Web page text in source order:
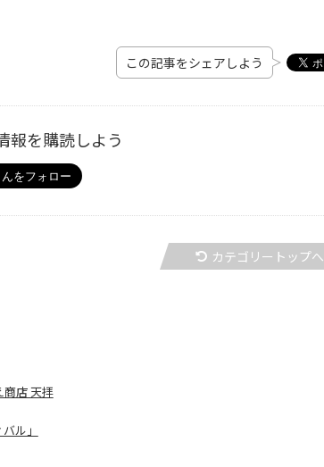
この記事をシェアしよう
報を購読しよう
カテゴリートップへ
店 天拝
ル」